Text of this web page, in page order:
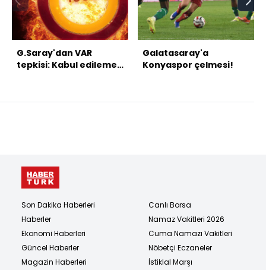
G.Saray'dan VAR
tepkisi: Kabul edilemez
Galatasaray'a
Konyaspor çelmesi!
Son Dakika Haberleri
Haberler
Ekonomi Haberleri
Güncel Haberler
Magazin Haberleri
Canlı Borsa
Namaz Vakitleri 2026
Cuma Namazı Vakitleri
Nöbetçi Eczaneler
İstiklal Marşı